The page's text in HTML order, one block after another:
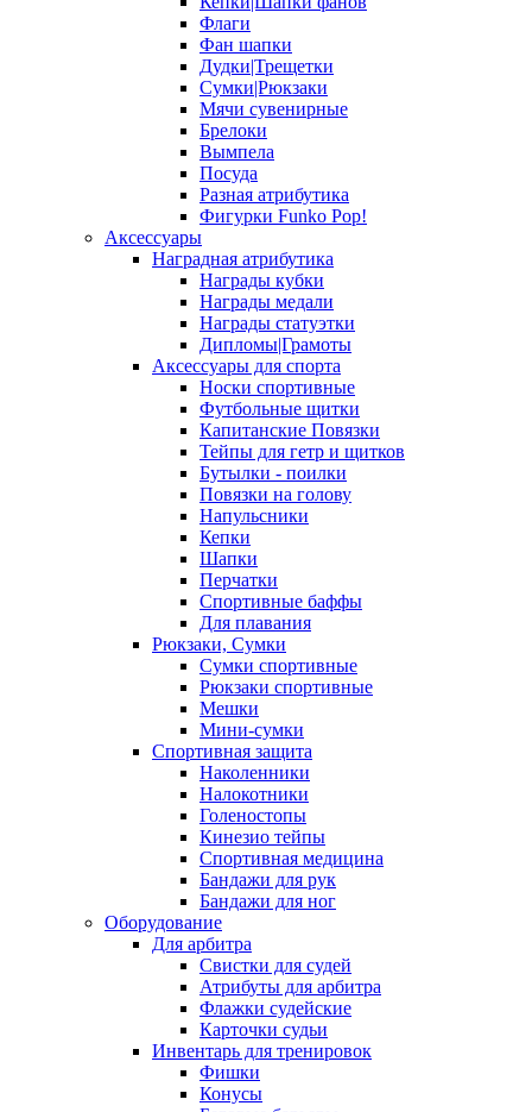
Флаги
Фан шапки
Дудки|Трещетки
Сумки|Рюкзаки
Мячи сувенирные
Брелоки
Вымпела
Посуда
Разная атрибутика
Фигурки Funko Pop!
Аксессуары
Наградная атрибутика
Награды кубки
Награды медали
Награды статуэтки
Дипломы|Грамоты
Аксессуары для спорта
Носки спортивные
Футбольные щитки
Капитанские Повязки
Тейпы для гетр и щитков
Бутылки - поилки
Повязки на голову
Напульсники
Кепки
Шапки
Перчатки
Спортивные баффы
Для плавания
Рюкзаки, Сумки
Сумки спортивные
Рюкзаки спортивные
Мешки
Мини-сумки
Спортивная защита
Наколенники
Налокотники
Голеностопы
Кинезио тейпы
Спортивная медицина
Бандажи для рук
Бандажи для ног
Оборудование
Для арбитра
Свистки для судей
Атрибуты для арбитра
Флажки судейские
Карточки судьи
Инвентарь для тренировок
Фишки
Конусы